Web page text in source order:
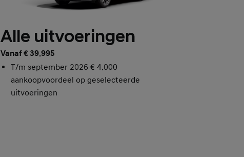
Alle uitvoeringen
Vanaf € 39.995
T/m september 2026 € 4.000
aankoopvoordeel op geselecteerde
uitvoeringen